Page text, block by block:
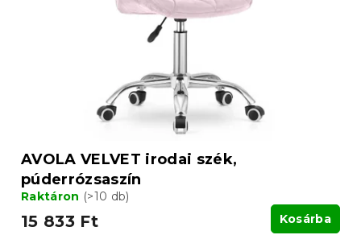
AVOLA VELVET irodai szék,
púderrózsaszín
Raktáron (>10 db)
15 833 Ft Kosárba